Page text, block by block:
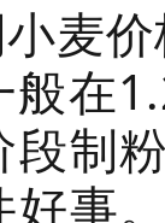
麦
般在
段制
好事